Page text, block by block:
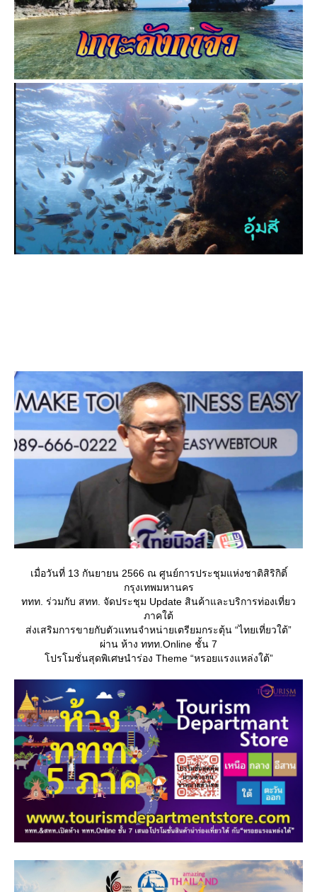
เมื่อวันที่ 13 กันยายน 2566 ณ ศูนย์การประชุมแห่งชาติสิริกิติ์
กรุงเทพมหานคร
ททท. ร่วมกับ สทท. จัดประชุม Update สินค้าและบริการท่องเที่ยว
ภาคใต้
ส่งเสริมการขายกับตัวแทนจำหน่ายเตรียมกระตุ้น “ไทยเที่ยวใต้”
ผ่าน ห้าง ททท.Online ชั้น 7
ปรโมชั่นสุดพิเศษนำร่อง Theme “หรอยแรงแหล่งใต้”